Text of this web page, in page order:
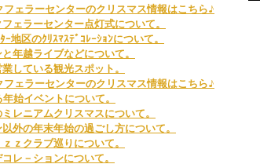
フェラーセンターのクリスマス情報はこちら♪
ェラーセンター点灯式について。
地区のｸﾘｽﾏｽﾃﾞｺﾚｰｼｮﾝについて。
年越ライブなどについて。
している観光スポット。
フェラーセンターのクリスマス情報はこちら♪
始イベントについて。
レニアムクリスマスについて。
外の年末年始の過ごし方について。
ｚクラブ巡りについて。
レ－ションについて。